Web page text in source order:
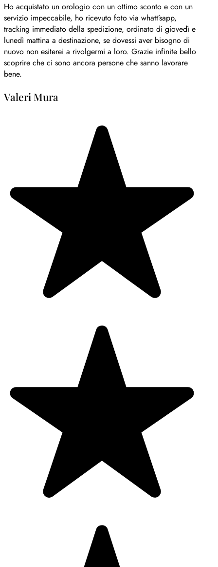
Ho acquistato un orologio con un ottimo sconto e con un
servizio impeccabile, ho ricevuto foto via whatt’sapp,
tracking immediato della spedizione, ordinato di giovedì e
lunedì mattina a destinazione, se dovessi aver bisogno di
nuovo non esiterei a rivolgermi a loro. Grazie infinite bello
scoprire che ci sono ancora persone che sanno lavorare
bene.
Valeri Mura